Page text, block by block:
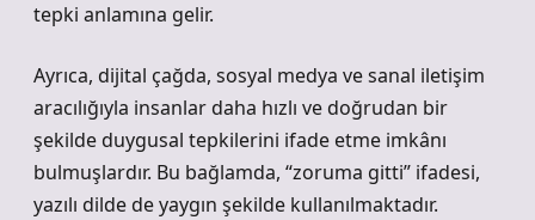
tepki anlamına gelir.
Ayrıca, dijital çağda, sosyal medya ve sanal iletişim
aracılığıyla insanlar daha hızlı ve doğrudan bir
şekilde duygusal tepkilerini ifade etme imkânı
bulmuşlardır. Bu bağlamda, “zoruma gitti” ifadesi,
yazılı dilde de yaygın şekilde kullanılmaktadır.